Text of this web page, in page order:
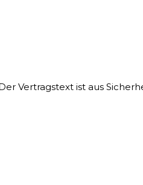
Vertragstext ist aus